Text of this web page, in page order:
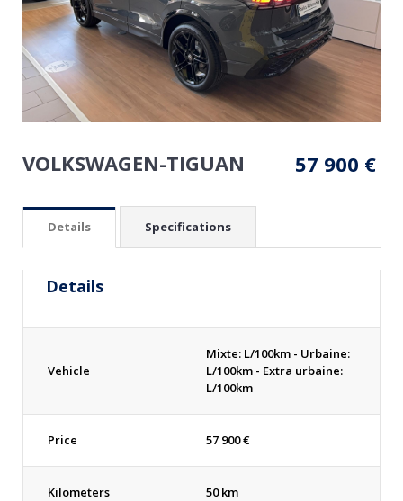
VOLKSWAGEN-TIGUAN 57 900 €
Details Specifications
Details
Vehicle
Mixte: L/100km - Urbaine:
L/100km - Extra urbaine:
L/100km
Price 57 900€
Kilometers 50 km